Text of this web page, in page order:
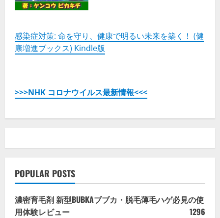
感染症対策: 命を守り、健康で明るい未来を築く！ (健
康増進ブックス) Kindle版
>>>NHK コロナウイルス最新情報<<<
POPULAR POSTS
濃密育毛剤 新型BUBKAブブカ・脱毛薄毛ハゲ必見の使
用体験レビュー
1296